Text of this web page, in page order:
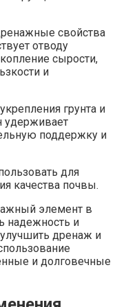
свойства
отводу
сырости,
и
грунта и
удерживает
поддержку и
для
качества почвы.
элемент в
надежность и
улучшить дренаж и
и долговечные